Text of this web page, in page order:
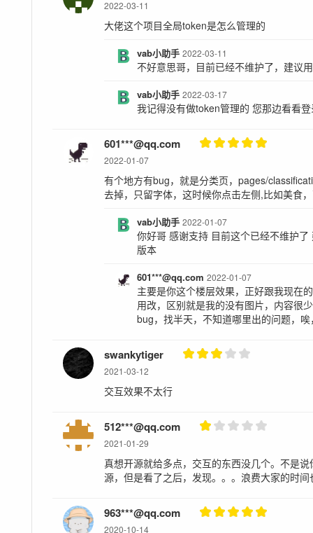
2022-03-11
大佬这个项目全局token是怎么管理的
vab小助手2022-03-11
不好意思哥，目前已经不维护了，建议
vab小助手2022-03-17
我记得没有做token管理的 您那边看看
601***@qq.com
2022-01-07
有个地方有bug，就是分类页，pages/
去掉，只留字体，这时候你点击左侧,比如美食
vab小助手2022-01-07
你好哥 感谢支持 目前这个已经不维护
版本
601***@qq.com2022-01-07
主要是你这个楼层效果，正好跟我现在
用改，区别就是我的没有图片，内容很
bug，找半天，不知道哪里出的问题，
swankytiger
2021-03-12
交互效果不太行
512***@qq.com
2021-01-29
真想开源就给多点，交互的东西没几个。不是
源，但是看了之后，发现。。。浪费大家的时
963***@qq.com
2020-10-14